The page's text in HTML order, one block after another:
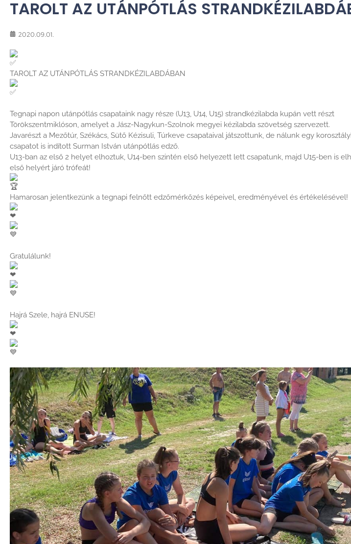
TAROLT AZ UTÁNPÓTLÁS
2020.09.01.
TAROLT AZ UTÁNPÓTLÁS STRANDKÉZILABDÁBAN
Tegnapi napon utánpótlás csapataink nagy része (U13, U14, U15) strandkézilabda kupán vett részt
Törökszentmiklóson, amelyet a Jász-Nagykun-Szolnok megyei kézilabda szövetség szervezett.
Javarészt a Mezőtúr, Székács, Sütő Kézisuli, Túrkeve csapataival játszottunk, de nálunk egy
csapatot is indított Surman István utánpótlás edző.
U13-ban az első 2 helyet elhoztuk, U14-ben szintén első helyezett lett csapatunk, majd U15-ben is
első helyért járó trófeát!
Hamarosan jelentkezünk a tegnapi felnőtt edzőmérkőzés képeivel, eredményével és értékelésével!
Gratulálunk!
Hajrá Szele, hajrá ENUSE!